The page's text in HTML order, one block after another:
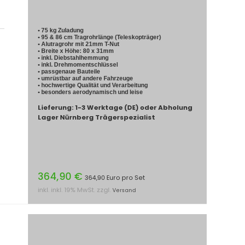
• 75 kg Zuladung
• 95 & 86 cm Tragrohrlänge (Teleskopträger)
• Alutragrohr mit 21mm T-Nut
• Breite x Höhe: 80 x 31mm
• inkl. Diebstahlhemmung
• inkl. Drehmomentschlüssel
• passgenaue Bauteile
• umrüstbar auf andere Fahrzeuge
• hochwertige Qualität und Verarbeitung
• besonders aerodynamisch und leise
Lieferung: 1-3 Werktage (DE) oder Abholung
Lager Nürnberg Trägerspezialist
364,90 € 364,90 Euro pro Set
inkl. inkl. 19% MwSt. zzgl. Versand